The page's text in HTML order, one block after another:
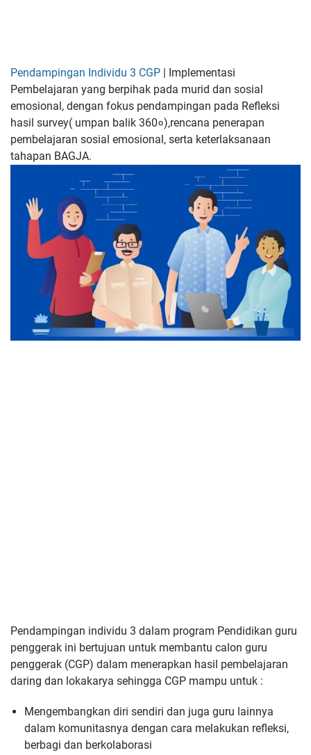
Pendampingan Individu 3 CGP | Implementasi
Pembelajaran yang berpihak pada murid dan sosial
emosional, dengan fokus pendampingan pada Refleksi
hasil survey( umpan balik 360०),rencana penerapan
pembelajaran sosial emosional, serta keterlaksanaan
tahapan BAGJA.
Pendampingan individu 3 dalam program Pendidikan guru
penggerak ini bertujuan untuk membantu calon guru
penggerak (CGP) dalam menerapkan hasil pembelajaran
daring dan lokakarya sehingga CGP mampu untuk :
Mengembangkan diri sendiri dan juga guru lainnya
dalam komunitasnya dengan cara melakukan refleksi,
berbagi dan berkolaborasi